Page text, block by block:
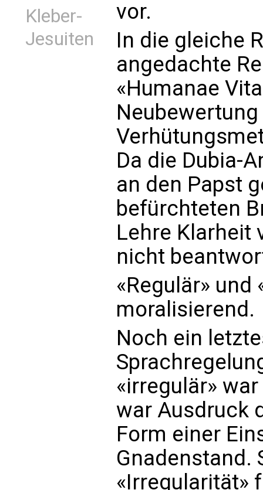
Kleber-
Jesuiten
vor.
In die gleiche
angedachte
«Humanae
Da die Dubia-
an den Papst
befürchteten
Lehre Klarheit
nicht
«Regulär»
moralisierend.
Noch ein
«irregulär»
war Ausdruck
Form einer
Gnadenstand.
«Irregularität»